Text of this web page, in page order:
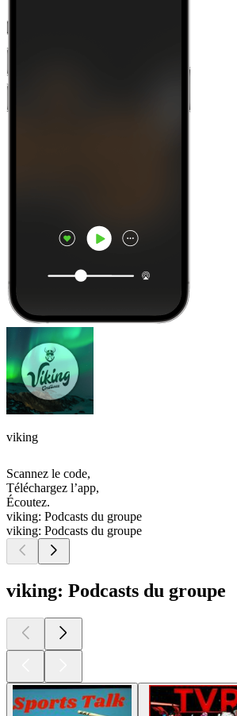
viking
Scannez le code,
Téléchargez l’app,
Écoutez.
viking: Podcasts du groupe
viking: Podcasts du groupe
viking: Podcasts du groupe